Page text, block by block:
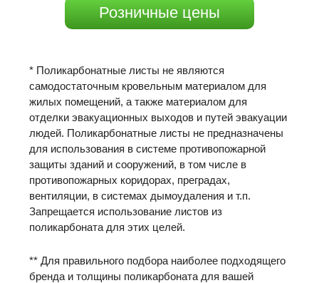
Розничные цены
* Поликарбонатные листы не являются
самодостаточным кровельным материалом для
жилых помещений, а также материалом для
отделки эвакуационных выходов и путей эвакуации
людей. Поликарбонатные листы не предназначены
для использования в системе противопожарной
защиты зданий и сооружений, в том числе в
противопожарных коридорах, преградах,
вентиляции, в системах дымоудаления и т.п.
Запрещается использование листов из
поликарбоната для этих целей.
** Для правильного подбора наиболее подходящего
бренда и толщины поликарбоната для вашей